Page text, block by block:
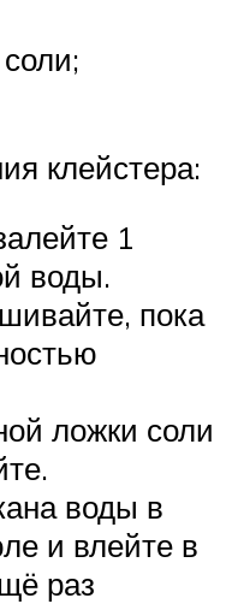
клейстера:
1
воды.
пока
ложки соли
воды в
и влейте в
раз